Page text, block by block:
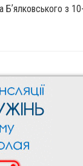
Бʼялковського з